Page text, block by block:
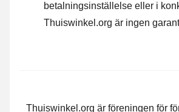
betalningsinställelse eller i
Thuiswinkel.org är ingen
Thuiswinkel.org är föreningen för